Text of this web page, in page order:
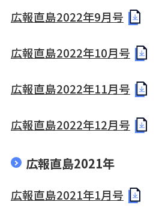
広報直島2022年9月号
広報直島2022年10月号
広報直島2022年11月号
広報直島2022年12月号
広報直島2021年
広報直島2021年1月号